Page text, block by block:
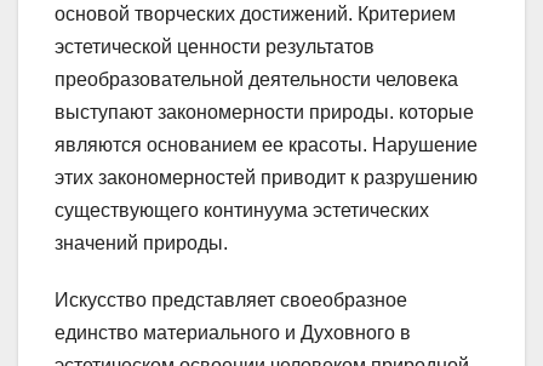
основой творческих достижений. Критерием
эстетической ценности результатов
преобразовательной деятельности человека
выступают закономерности природы. которые
являются основанием ее красоты. Нарушение
этих закономерностей приводит к разрушению
существующего континуума эстетических
значений природы.
Искусство представляет своеобразное
единство материального и Духовного в